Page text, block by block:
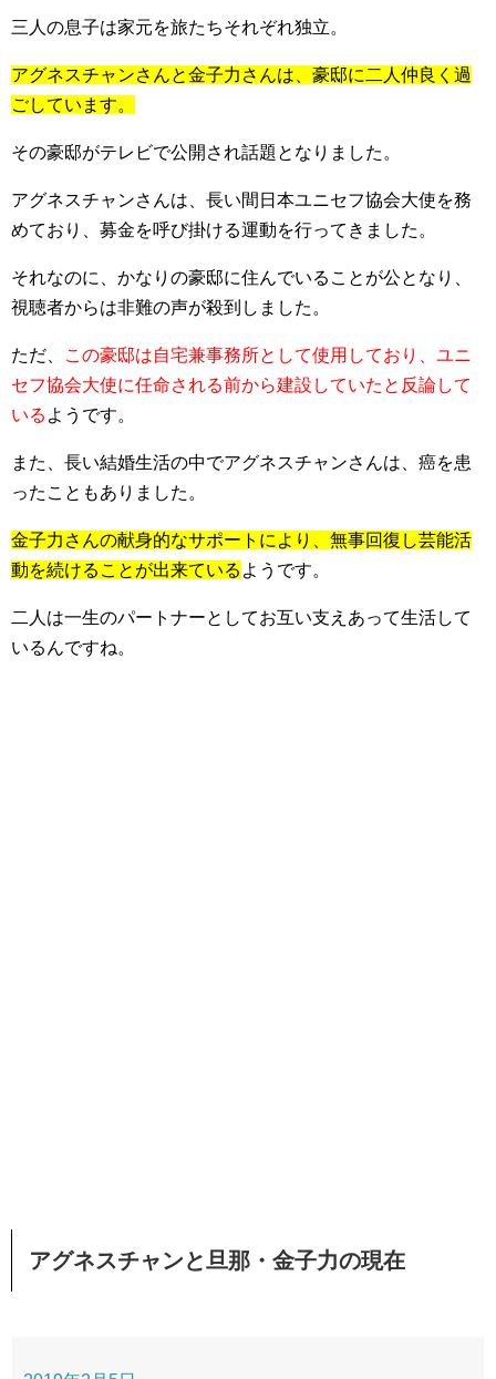
三人の息子は家元を旅たちそれぞれ独立。
アグネスチャンさんと金子力さんは、豪邸に二人仲良く過
ごしています。
その豪邸がテレビで公開され話題となりました。
アグネスチャンさんは、長い間日本ユニセフ協会大使を務
めており、募金を呼び掛ける運動を行ってきました。
それなのに、 かなりの豪邸に住んでいることが公となり、
視聴者からは非難の声が殺到 しました。
ただ、
この豪邸は自宅兼事務所として使用しており、ユニ
セフ協会大使に任命される前から建設していたと反論して
いる ようです。
また、 長い結婚生活の中でアグネスチャンさんは、癌を患
った こともありました。
金子力さんの献身的なサポートにより、無事回復し芸能活
動を続けることが出来ている ようです。
二人は一生のパートナーとしてお互い支えあって生活して
いるんですね。
アグネスチャンと旦那・金子力の現在